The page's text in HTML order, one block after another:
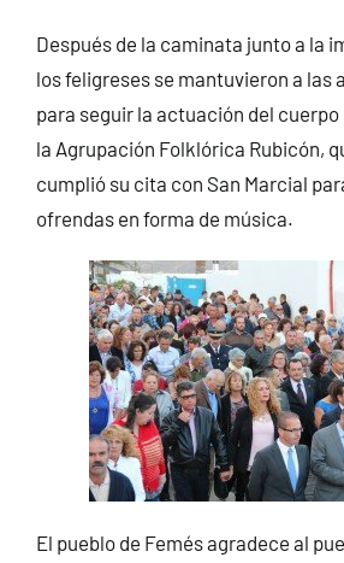
Después de la caminata junto a la
los feligreses se mantuvieron a las
para seguir la actuación del cuerpo
la Agrupación Folklórica Rubicón,
cumplió su cita con San Marcial
ofrendas en forma de música.
El pueblo de Femés agradece al